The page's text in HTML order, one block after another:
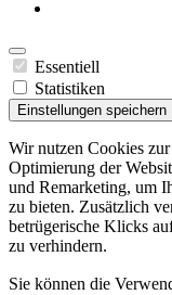
Essentiell
Statistiken
Einstellungen speichern
Wir nutzen Cookies
Optimierung der
und Remarketing, um
zu bieten. Zusätzlich
betrügerische Klicks
zu verhindern.
Sie können die